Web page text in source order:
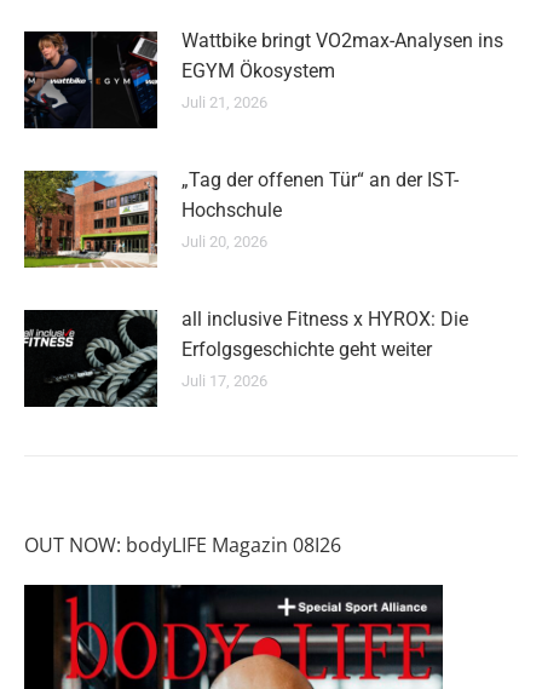
Wattbike bringt VO2max-Analysen ins
EGYM Ökosystem
Juli 21, 2026
„Tag der offenen Tür“ an der IST-
Hochschule
Juli 20, 2026
all inclusive Fitness x HYROX: Die
Erfolgsgeschichte geht weiter
Juli 17, 2026
OUT NOW: bodyLIFE Magazin 08I26